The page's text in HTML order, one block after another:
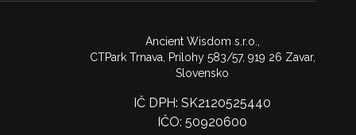
Ancient Wisdom s.r.o.,
CTPark Trnava, Prílohy 583/57, 919 26 Zavar,
Slovensko
IČ DPH: SK2120525440
IČO: 50920600